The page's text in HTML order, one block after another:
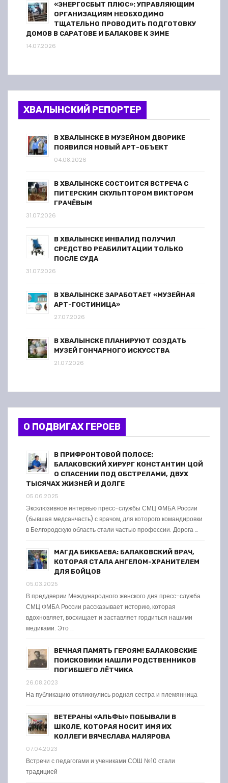
«ЭНЕРГОСБЫТ ПЛЮС»: УПРАВЛЯЮЩИМ
ОРГАНИЗАЦИЯМ НЕОБХОДИМО
ТЩАТЕЛЬНО ПРОВОДИТЬ ПОДГОТОВКУ
ДОМОВ В САРАТОВЕ И БАЛАКОВЕ К ЗИМЕ
14.07.2026
ХВАЛЫНСКИЙ РЕПОРТЕР
В ХВАЛЫНСКЕ В МУЗЕЙНОМ ДВОРИКЕ
ПОЯВИЛСЯ НОВЫЙ АРТ-ОБЪЕКТ
04.08.2026
В ХВАЛЫНСКЕ СОСТОИТСЯ ВСТРЕЧА С
ПИТЕРСКИМ СКУЛЬПТОРОМ ВИКТОРОМ
ГРАЧЁВЫМ
31.07.2026
В ХВАЛЫНСКЕ ИНВАЛИД ПОЛУЧИЛ
СРЕДСТВО РЕАБИЛИТАЦИИ ТОЛЬКО
ПОСЛЕ СУДА
31.07.2026
В ХВАЛЫНСКЕ ЗАРАБОТАЕТ «МУЗЕЙНАЯ
АРТ-ГОСТИНИЦА»
27.07.2026
В ХВАЛЫНСКЕ ПЛАНИРУЮТ СОЗДАТЬ
МУЗЕЙ ГОНЧАРНОГО ИСКУССТВА
21.07.2026
О ПОДВИГАХ ГЕРОЕВ
В ПРИФРОНТОВОЙ ПОЛОСЕ:
БАЛАКОВСКИЙ ХИРУРГ КОНСТАНТИН ЦОЙ
О СПАСЕНИИ ПОД ОБСТРЕЛАМИ, ДВУХ
ТЫСЯЧАХ ЖИЗНЕЙ И ДОЛГЕ
05.06.2025
Эксклюзивное интервью пресс-службы СМЦ ФМБА России
(бывшая медсанчасть) с врачом, для которого командировки
в Белгородскую область стали частью профессии. Дорога …
МАГДА БИКБАЕВА: БАЛАКОВСКИЙ ВРАЧ,
КОТОРАЯ СТАЛА АНГЕЛОМ-ХРАНИТЕЛЕМ
ДЛЯ БОЙЦОВ
05.03.2025
В преддверии Международного женского дня пресс-служба
СМЦ ФМБА России рассказывает историю, которая
вдохновляет, восхищает и заставляет гордиться нашими
медиками. Это …
ВЕЧНАЯ ПАМЯТЬ ГЕРОЯМ! БАЛАКОВСКИЕ
ПОИСКОВИКИ НАШЛИ РОДСТВЕННИКОВ
ПОГИБШЕГО ЛЁТЧИКА
26.08.2023
На публикацию откликнулись родная сестра и племянница
ВЕТЕРАНЫ «АЛЬФЫ» ПОБЫВАЛИ В
ШКОЛЕ, КОТОРАЯ НОСИТ ИМЯ ИХ
КОЛЛЕГИ ВЯЧЕСЛАВА МАЛЯРОВА
07.04.2023
Встречи с педагогами и учениками СОШ №10 стали
традицией